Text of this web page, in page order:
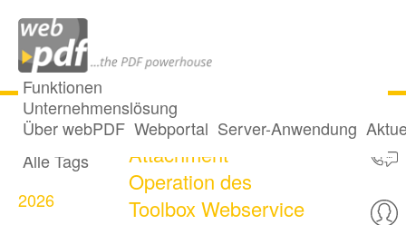
Funktionen
Unternehmenslösung
Über webPDF Webportal Server-Anwendung
Alle Beiträge
Alle Tags
2026
Code-Beispiel
Attachment
Operation des
Toolbox Webservice